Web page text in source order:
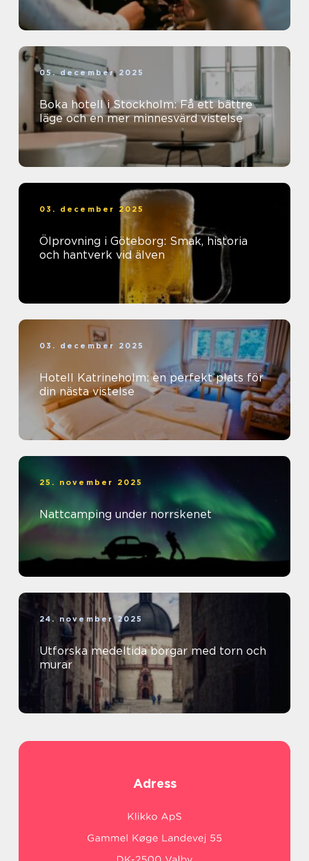
05. december 2025
Boka hotell i Stockholm: Få ett bättre
läge och en mer minnesvärd vistelse
03. december 2025
Ölprovning i Göteborg: Smak, historia
och hantverk vid älven
03. december 2025
Hotell Katrineholm: en perfekt plats för
din nästa vistelse
25. november 2025
Nattcamping under norrskenet
24. november 2025
Utforska medeltida borgar med torn och
murar
Adress